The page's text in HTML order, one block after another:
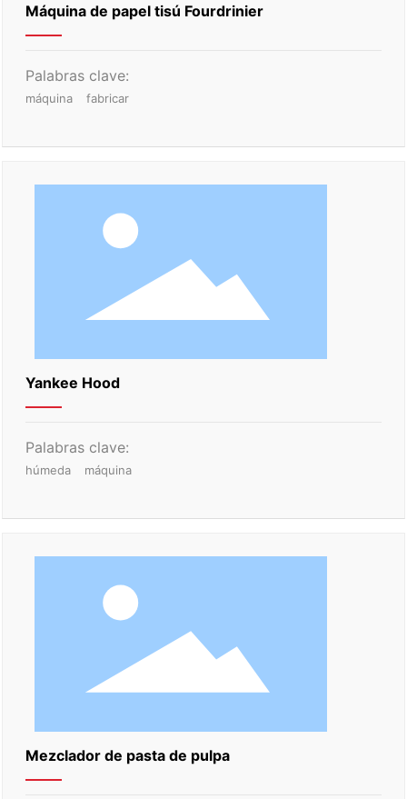
Máquina de papel tisú Fourdrinier
Palabras clave:
máquina fabricar
Yankee Hood
Palabras clave:
húmeda máquina
Mezclador de pasta de pulpa